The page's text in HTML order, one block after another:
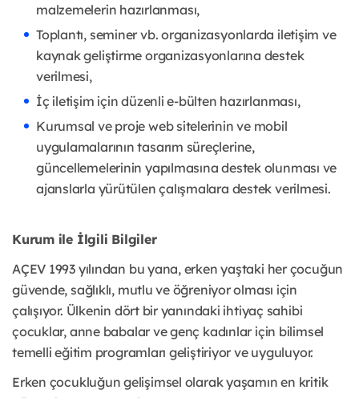
malzemelerin hazırlanması,
Toplantı, seminer vb. organizasyonlarda iletişim ve
kaynak geliştirme organizasyonlarına destek
verilmesi,
İç iletişim için düzenli e-bülten hazırlanması,
Kurumsal ve proje web sitelerinin ve mobil
uygulamalarının tasarım süreçlerine,
güncellemelerinin yapılmasına destek olunması ve
ajanslarla yürütülen çalışmalara destek verilmesi.
Kurum ile İlgili Bilgiler
AÇEV 1993 yılından bu yana, erken yaştaki her çocuğun
güvende, sağlıklı, mutlu ve öğreniyor olması için
çalışıyor. Ülkenin dört bir yanındaki ihtiyaç sahibi
çocuklar, anne babalar ve genç kadınlar için bilimsel
temelli eğitim programları geliştiriyor ve uyguluyor.
Erken çocukluğun gelişimsel olarak yaşamın en kritik